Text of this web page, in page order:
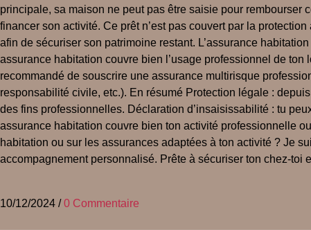
principale, sa maison ne peut pas être saisie pour
financer son activité. Ce prêt n’est pas couvert par la
afin de sécuriser son patrimoine restant. L’assurance
assurance habitation couvre bien l’usage professionnel de
recommandé de souscrire une assurance multirisque
responsabilité civile, etc.). En résumé Protection légale :
des fins professionnelles. Déclaration d’insaisissabilité : tu
assurance habitation couvre bien ton activité professionnelle
habitation ou sur les assurances adaptées à ton activité ? Je
accompagnement personnalisé. Prête à sécuriser ton chez-toi
10/12/2024 / 0 Commentaire